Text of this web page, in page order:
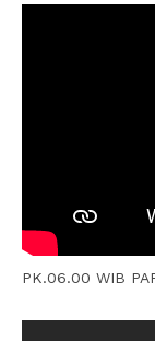
PK.06.00 WIB